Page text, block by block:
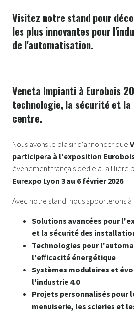
Visitez notre stand pour
les plus innovantes pour
de l'automatisation.
Veneta Impianti à Eurobois
technologie, la sécurité et
centre.
Nous avons le plaisir d'annoncer que
participera à l'exposition
événement français dédié à la filière
Eurexpo Lyon 3 au 6 février 2026.
Avec notre stand, nous apporterons à
Solutions avancées pour
et la sécurité des
Technologies pour
l'efficacité énergétique
Systèmes modulaires et
l'industrie 4.0
Projets personnalisés pour
menuiserie, les scieries et